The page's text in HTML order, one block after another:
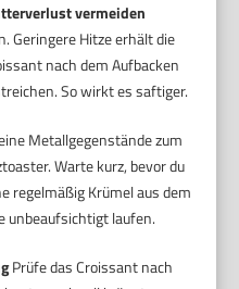
vermeiden
Geringere Hitze erhält die
nach dem Aufbacken
So wirkt es saftiger.
Metallgegenstände zum
Warte kurz, bevor du
regelmäßig Krümel aus dem
unbeaufsichtigt laufen.
Prüfe das Croissant nach